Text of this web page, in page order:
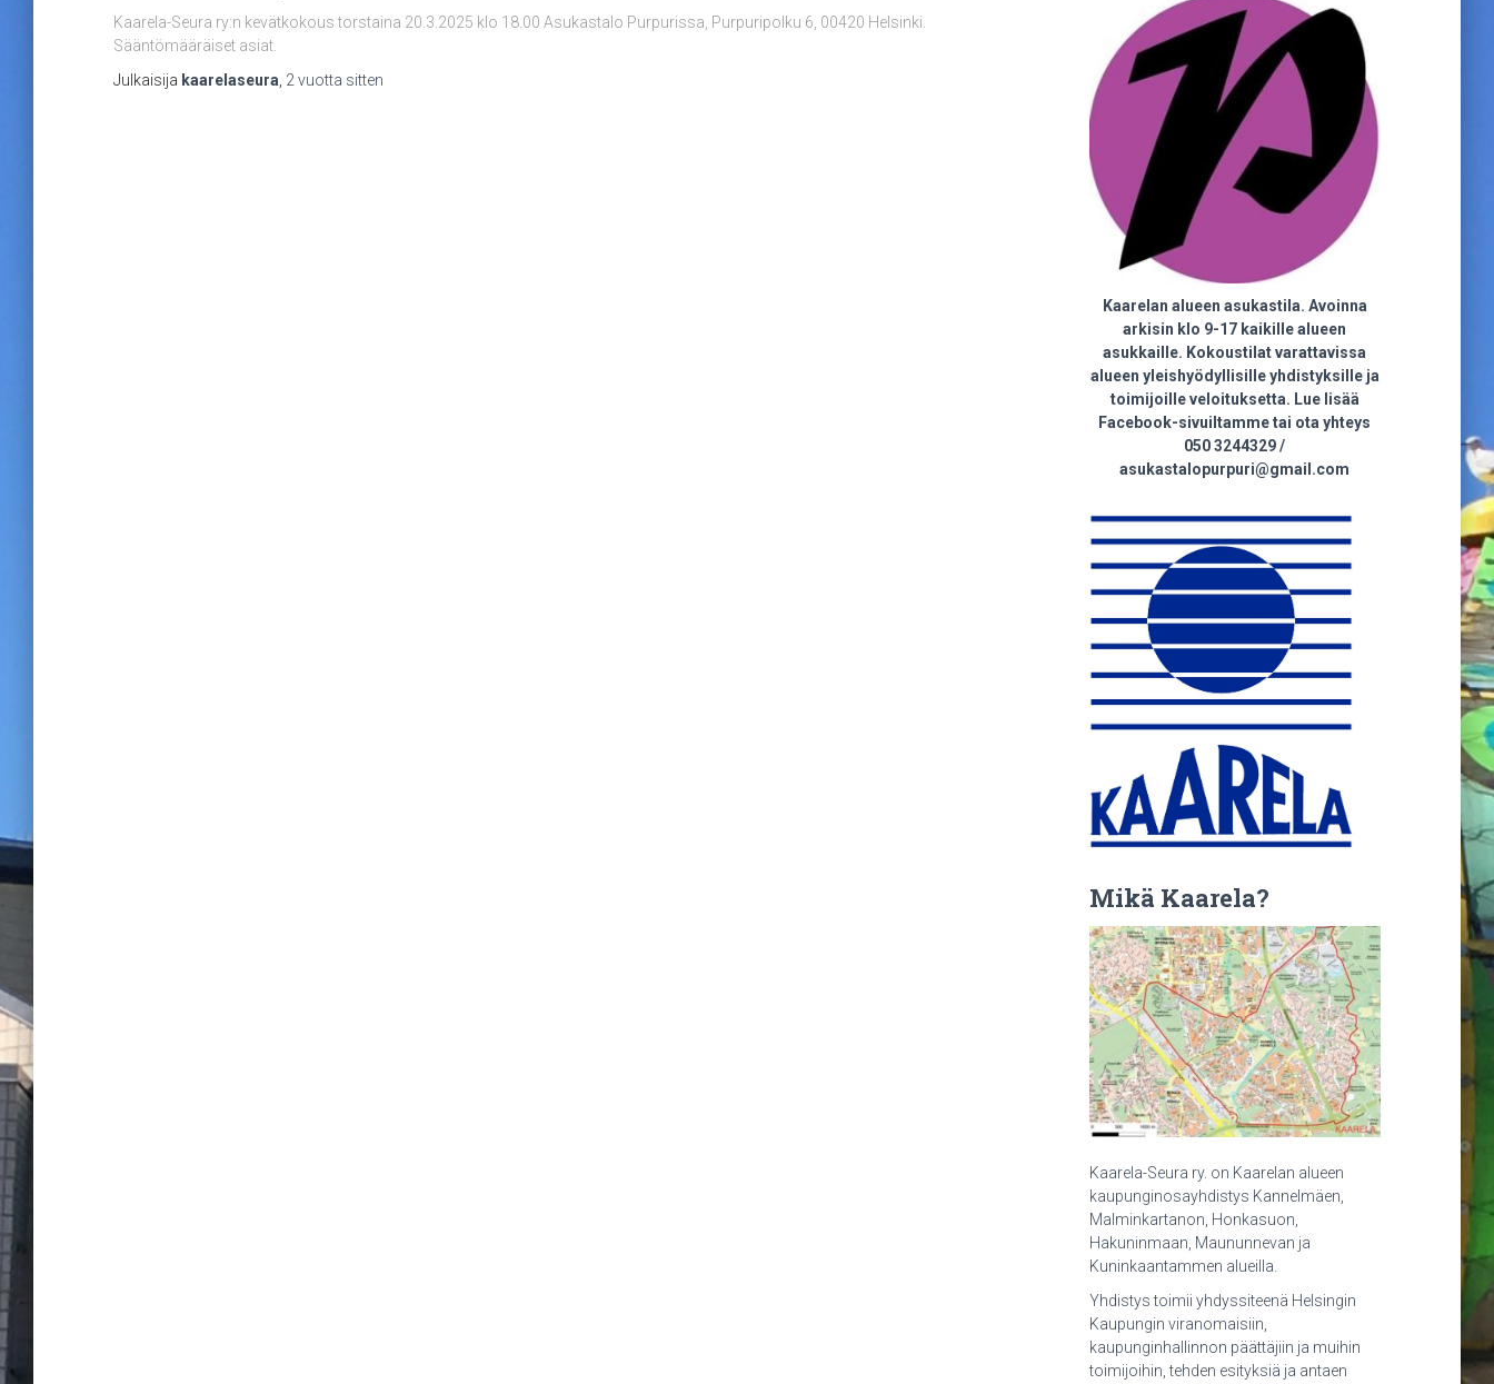
Kaarela-Seura ry:n kevätkokous torstaina 20.3.2025 klo 18.00 Asukastalo Purpurissa, Purpuripolku 6, 00420 Helsinki.
Sääntömääräiset asiat.
Julkaisija kaarelaseura 2 vuotta sitten
Kaarelan alueen asukastila. Avoinna
arkisin klo 9-17 kaikille alueen
asukkaille. Kokoustilat varattavissa
alueen yleishyödyllisille yhdistyksille ja
toimijoille veloituksetta. Lue lisää
Facebook-sivuiltamme tai ota yhteys
050 3244329 /
asukastalopurpuri@gmail.com
Mikä Kaarela?
Kaarela-Seura ry. on Kaarelan alueen
kaupunginosayhdistys Kannelmäen,
Malminkartanon, Honkasuon,
Hakuninmaan, Maununnevan ja
Kuninkaantammen alueilla.
Yhdistys toimii yhdyssiteenä Helsingin
Kaupungin viranomaisiin,
kaupunginhallinnon päättäjiin ja muihin
toimijoihin, tehden esityksiä ja antaen